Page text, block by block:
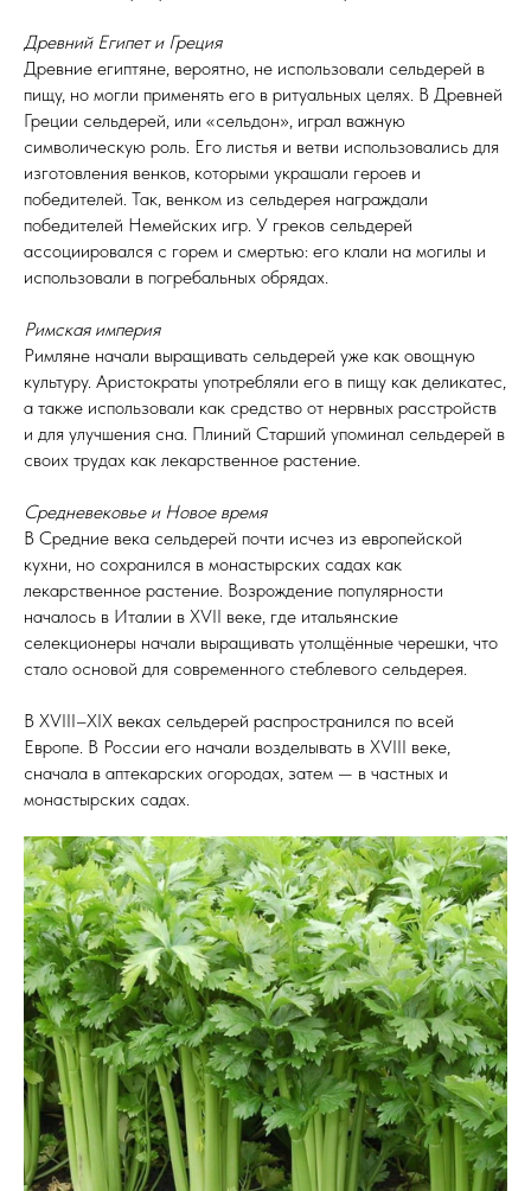
Древний Египет и Греция
Древние египтяне, вероятно, не использовали сельдерей в
пищу, но могли применять его в ритуальных целях. В Древней
Греции сельдерей, или «сельдон», играл важную
символическую роль. Его листья и ветви использовались для
изготовления венков, которыми украшали героев и
победителей. Так, венком из сельдерея награждали
победителей Немейских игр. У греков сельдерей
ассоциировался с горем и смертью: его клали на могилы и
использовали в погребальных обрядах.
Римская империя
Римляне начали выращивать сельдерей уже как овощную
культуру. Аристократы употребляли его в пищу как деликатес,
а также использовали как средство от нервных расстройств
и для улучшения сна. Плиний Старший упоминал сельдерей в
своих трудах как лекарственное растение.
Средневековье и Новое время
В Средние века сельдерей почти исчез из европейской
кухни, но сохранился в монастырских садах как
лекарственное растение. Возрождение популярности
началось в Италии в XVII веке, где итальянские
селекционеры начали выращивать утолщённые черешки, что
стало основой для современного стеблевого сельдерея.
В XVIII–XIX веках сельдерей распространился по всей
Европе. В России его начали возделывать в XVIII веке,
сначала в аптекарских огородах, затем — в частных и
монастырских садах.